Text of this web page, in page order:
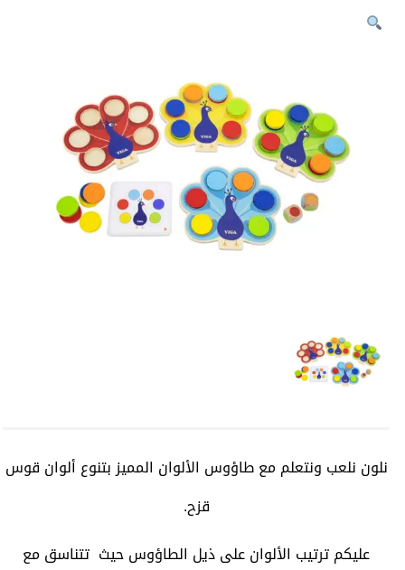
نلون نلعب ونتعلم مع طاؤوس الألوان المميز بتنوع ألوان قوس
قزح.
عليكم ترتيب الألوان على ذيل الطاؤوس حيث تتناسق مع